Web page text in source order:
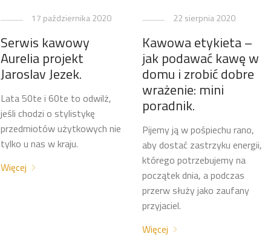
17 października 2020
Serwis kawowy
Aurelia projekt
Jaroslav Jezek.
Lata 50te i 60te to odwilż,
jeśli chodzi o stylistykę
przedmiotów użytkowych nie
tylko u nas w kraju.
Więcej
22 sierpnia 2020
Kawowa etykieta –
jak podawać kawę w
domu i zrobić dobre
wrażenie: mini
poradnik.
Pijemy ją w pośpiechu rano,
aby dostać zastrzyku energii,
którego potrzebujemy na
początek dnia, a podczas
przerw służy jako zaufany
przyjaciel.
Więcej